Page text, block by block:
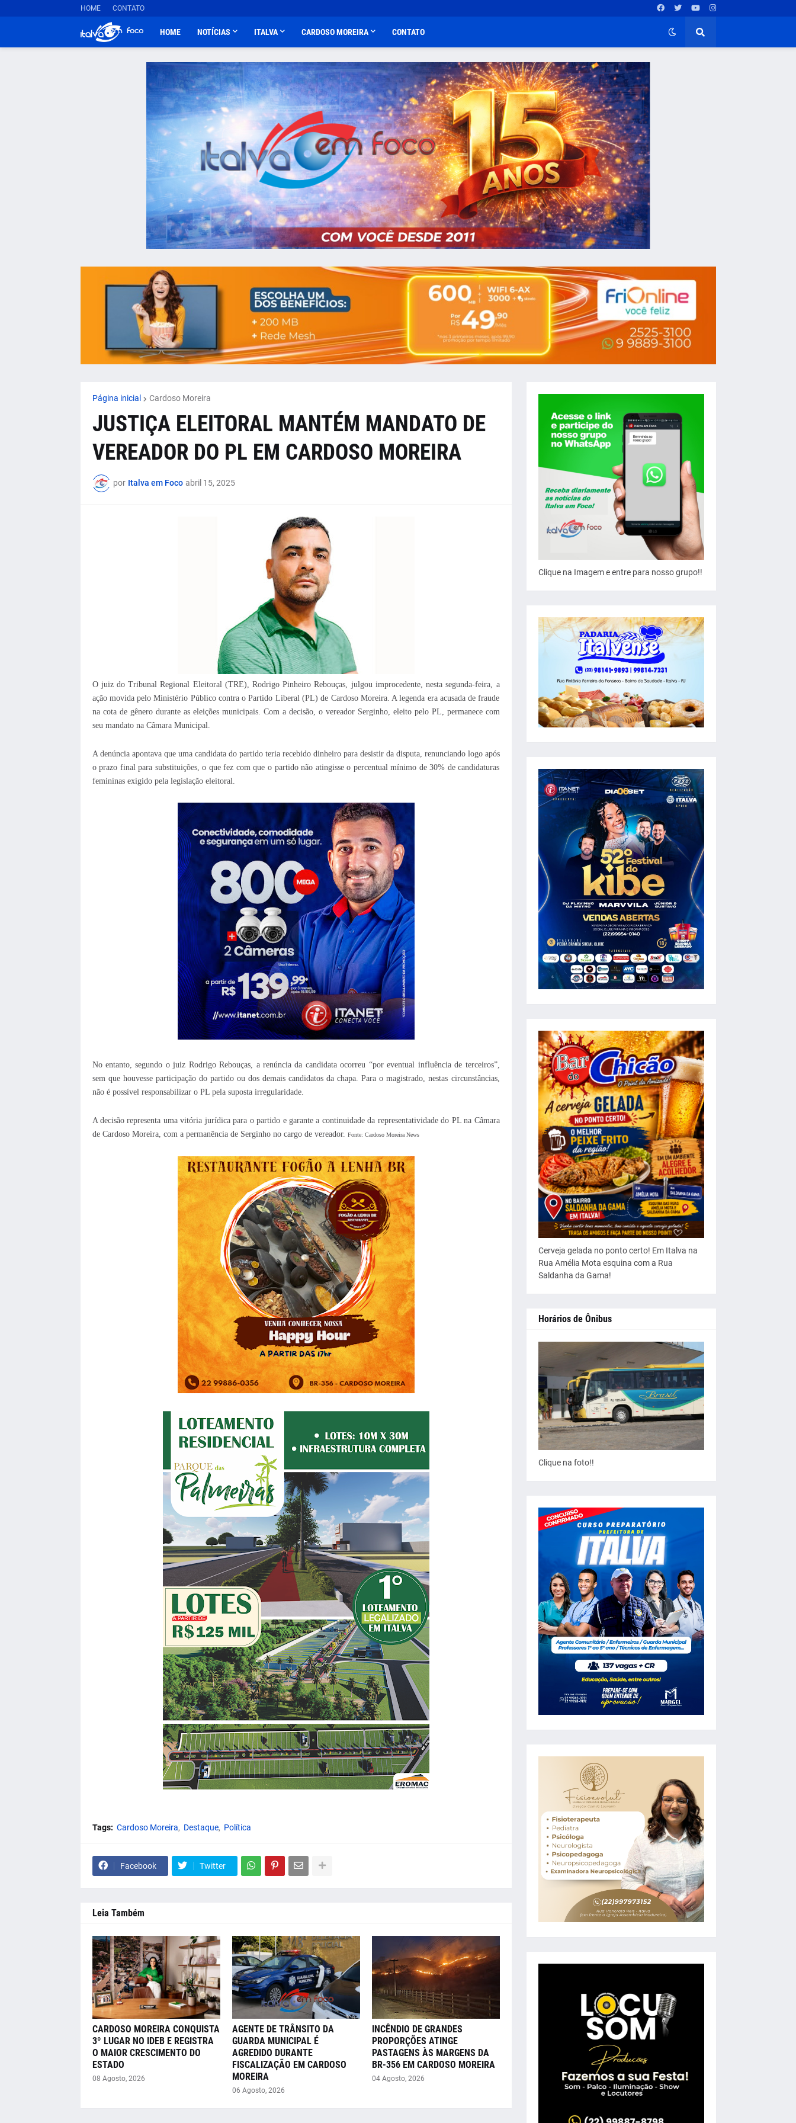
HOME CONTATO
HOME NOTÍCIAS ITALVA CARDOSO MOREIRA CONTATO
Página inicial Cardoso Moreira
JUSTIÇA ELEITORAL MANTÉM MANDATO DE
VEREADOR DO PL EM CARDOSO MOREIRA
por Italva em Foco abril 15, 2025
O juiz do Tribunal Regional Eleitoral (TRE), Rodrigo Pinheiro Rebouças, julgou improcedente, nesta segunda-feira, a
ação movida pelo Ministério Público contra o Partido Liberal (PL) de Cardoso Moreira. A legenda era acusada de fraude
na cota de gênero durante as eleições municipais. Com a decisão, o vereador Serginho, eleito pelo PL, permanece com
seu mandato na Câmara Municipal.
A denúncia apontava que uma candidata do partido teria recebido dinheiro para desistir da disputa, renunciando logo após
o prazo final para substituições, o que fez com que o partido não atingisse o percentual mínimo de 30% de candidaturas
femininas exigido pela legislação eleitoral.
No entanto, segundo o juiz Rodrigo Rebouças, a renúncia da candidata ocorreu “por eventual influência de terceiros”,
sem que houvesse participação do partido ou dos demais candidatos da chapa. Para o magistrado, nestas circunstâncias,
não é possível responsabilizar o PL pela suposta irregularidade.
A decisão representa uma vitória jurídica para o partido e garante a continuidade da representatividade do PL na Câmara
de Cardoso Moreira, com a permanência de Serginho no cargo de vereador.
Fonte: Cardoso Moreira News
Tags: Cardoso Moreira Destaque Política
Facebook Twitter
Leia Também
CARDOSO MOREIRA CONQUISTA
3º LUGAR NO IDEB E REGISTRA
O MAIOR CRESCIMENTO DO
ESTADO
08 Agosto, 2026
AGENTE DE TRÂNSITO DA
GUARDA MUNICIPAL É
AGREDIDO DURANTE
FISCALIZAÇÃO EM CARDOSO
MOREIRA
06 Agosto, 2026
INCÊNDIO DE GRANDES
PROPORÇÕES ATINGE
PASTAGENS ÀS MARGENS DA
BR-356 EM CARDOSO MOREIRA
04 Agosto, 2026
Clique na Imagem e entre para nosso grupo!!
Cerveja gelada no ponto certo! Em Italva na
Rua Amélia Mota esquina com a Rua
Saldanha da Gama!
Horários de Ônibus
Clique na foto!!